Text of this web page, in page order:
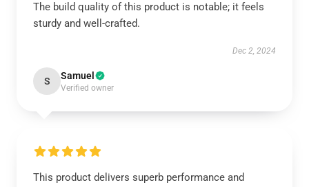
The build quality of this product is notable; it feels
sturdy and well-crafted.
Dec 2, 2024
S Samuel
Verified owner
This product delivers superb performance and